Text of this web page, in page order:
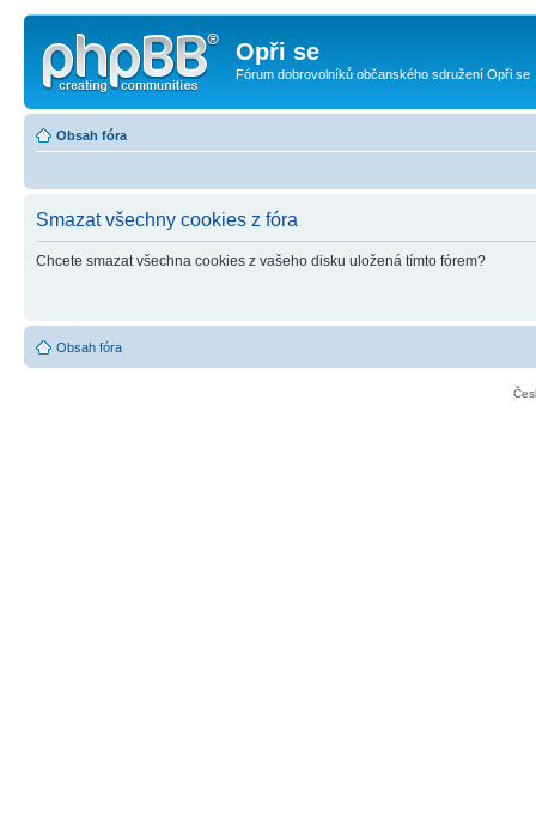
Opři se
Fórum dobrovolníků občanského sdružení Opři se
Obsah fóra
Smazat všechny cookies z fóra
Chcete smazat všechna cookies z vašeho disku uložená tímto fórem?
Obsah fóra